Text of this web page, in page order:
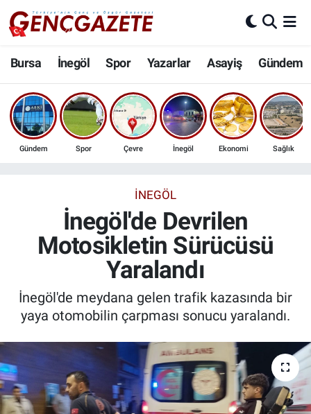
Bursa İnegöl Spor Yazarlar Asayiş Gündem
Gündem Spor Çevre İnegöl Ekonomi Sağlık
İNEGÖL
İnegöl'de Devrilen
Motosikletin Sürücüsü
Yaralandı
İnegöl'de meydana gelen trafik kazasında bir
yaya otomobilin çarpması sonucu yaralandı.
Bursa
İnegöl
3.SAYFA
Ekonomi
İnanç
Kültür & Sanat
Sağlık
Nöbetçi Eczaneler
Hava Durumu
Trafik Durumu
Son Dakika Haberleri